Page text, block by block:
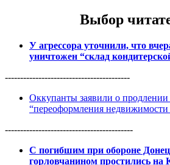
Выбор
У агрессора уточнили, что
уничтожен “склад
-----------------------------------------
Оккупанты заявили о продлении
“переоформления
------------------------------------------
С погибшим при обороне
горловчанином простились на